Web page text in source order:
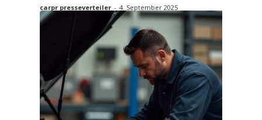
carpr presseverteiler - 4. September 2025